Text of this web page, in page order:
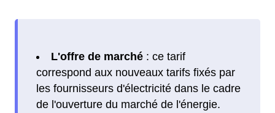
L'offre de marché: ce tarif
correspond aux nouveaux tarifs fixés par
les fournisseurs d'électricité dans le cadre
de l'ouverture du marché de l'énergie.